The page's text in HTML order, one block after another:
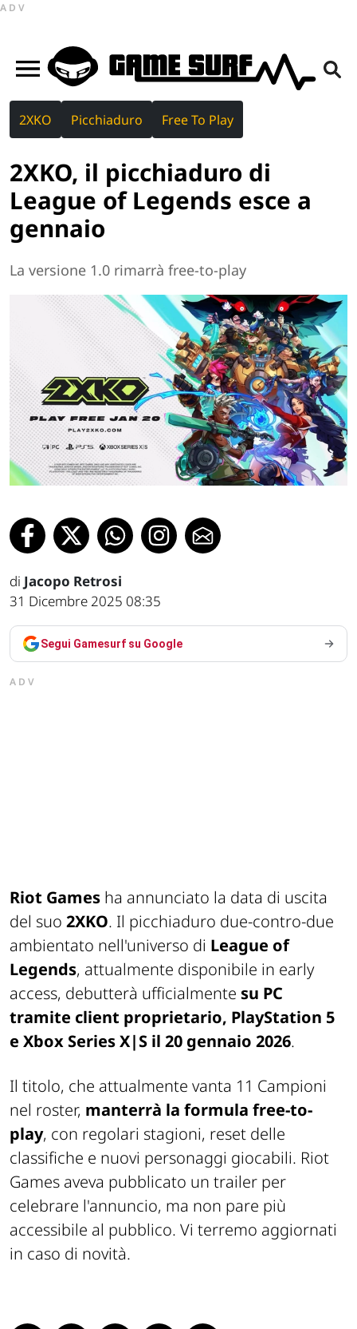
ADV
2XKO Picchiaduro Free To Play
2XKO, il picchiaduro di
League of Legends esce a
gennaio
La versione 1.0 rimarrà free-to-play
di Jacopo Retrosi
31 Dicembre 2025 08:35
Segui Gamesurf su Google
ADV
Riot Games ha annunciato la data di uscita
del suo 2XKO. Il picchiaduro due-contro-due
ambientato nell'universo di League of
Legends, attualmente disponibile in early
access, debutterà ufficialmente su PC
tramite client proprietario, PlayStation 5
e Xbox Series X|S il 20 gennaio 2026.
Il titolo, che attualmente vanta 11 Campioni
nel roster, manterrà la formula free-to-
play, con regolari stagioni, reset delle
classifiche e nuovi personaggi giocabili. Riot
Games aveva pubblicato un trailer per
celebrare l'annuncio, ma non pare più
accessibile al pubblico. Vi terremo aggiornati
in caso di novità.